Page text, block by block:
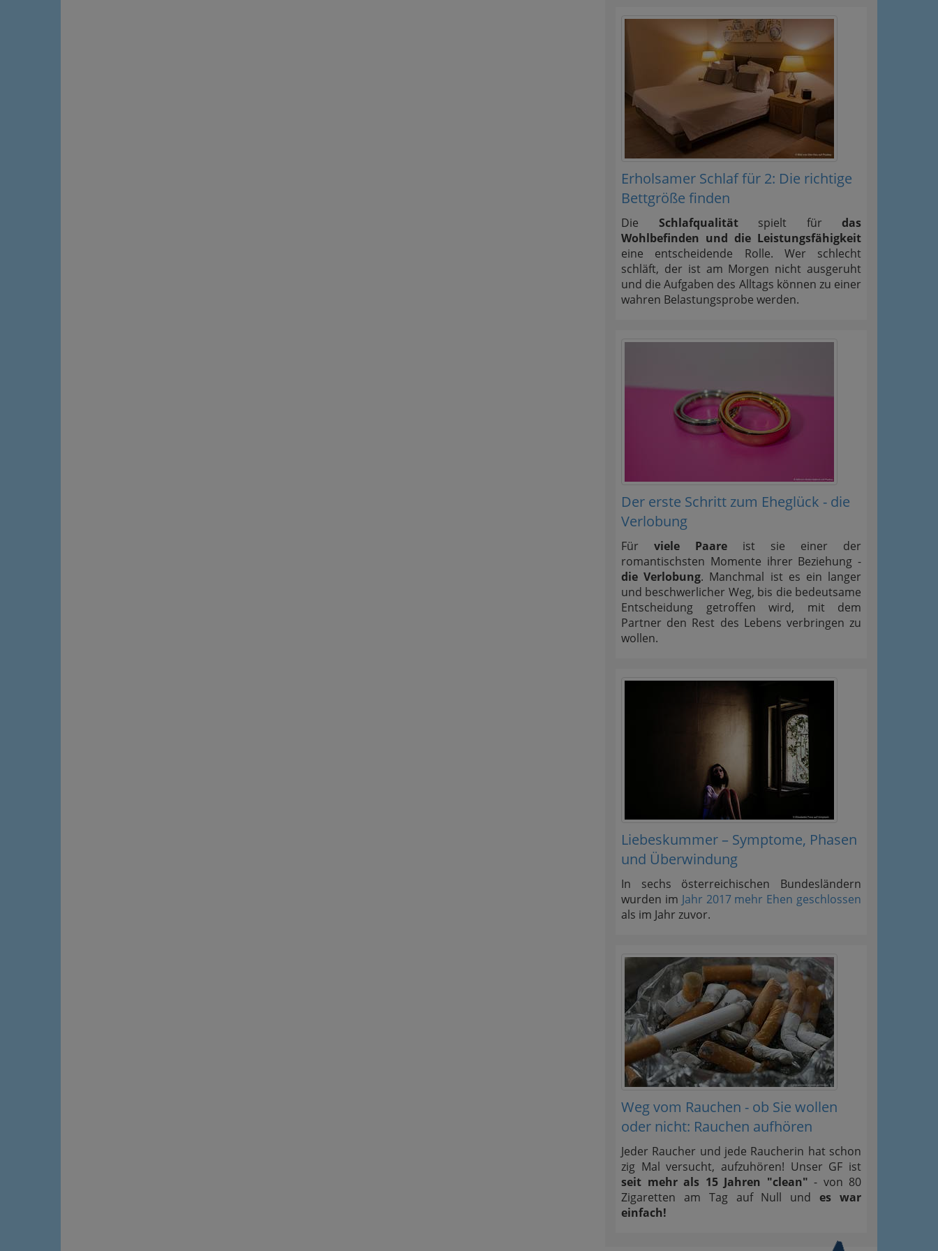
Erholsamer Schlaf für 2: Die richtige
Bettgröße finden
Die Schlafqualitätspielt für das
Wohlbefinden und die Leistungsfähigkeit
eine entscheidende Rolle. Wer schlecht
schläft, der ist am Morgen nicht ausgeruht
und die Aufgaben des Alltags können zu einer
wahren Belastungsprobe werden.
Der erste Schritt zum Eheglück - die
Verlobung
Für viele Paare ist sie einer der
romantischsten Momente ihrer Beziehung -
die Verlobung. Manchmal ist es ein langer
und beschwerlicher Weg, bis die bedeutsame
Entscheidung getroffen wird, mit dem
Partner den Rest des Lebens verbringen zu
wollen.
Liebeskummer – Symptome, Phasen
und Überwindung
In sechs österreichischen Bundesländern
wurden im Jahr 2017 mehr Ehen geschlossen
als im Jahr zuvor.
Weg vom Rauchen - ob Sie wollen
oder nicht: Rauchen aufhören
Jeder Raucher und jede Raucherin hat schon
zig Mal versucht, aufzuhören! Unser GF ist
seit mehr als 15 Jahren "clean" - von 80
Zigaretten am Tag auf Null undes war
einfach!